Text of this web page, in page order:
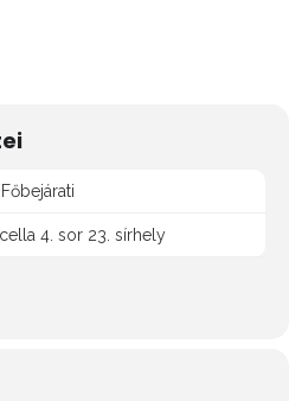
4. sor 23. sírhely